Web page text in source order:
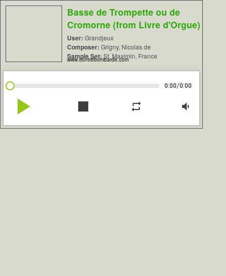
Basse de Trompette ou de
Cromorne (from Livre d'Orgue)
User: Grandjeux
Composer: Grigny, Nicolas de
Sample Set: St. Maximin, France
www.contrebombarde.com
0:00/0:00
play_arrow stop repeat volume_down